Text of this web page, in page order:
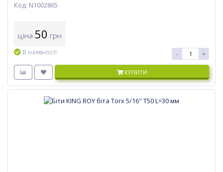
Код: N1002865
ціна 50 грн
В наявності - +
КУПИТИ